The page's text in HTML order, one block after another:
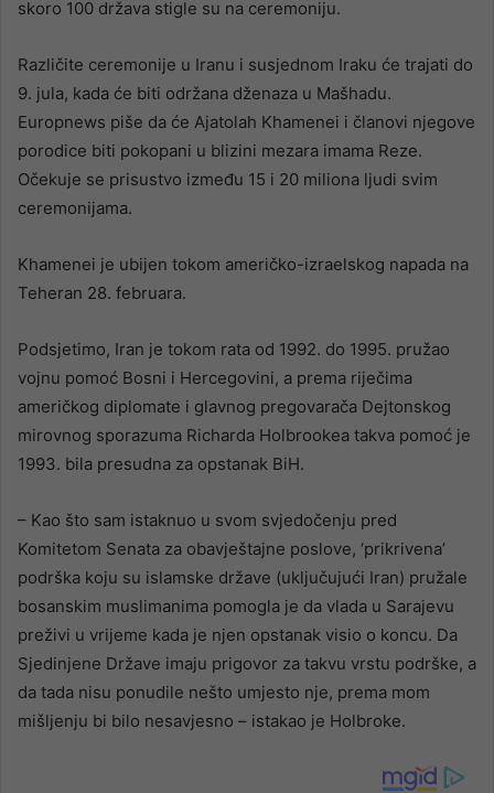
skoro 100 država stigle su na ceremoniju.
Različite ceremonije u Iranu i susjednom Iraku će trajati do
9. jula, kada će biti održana dženaza u Mašhadu.
Europnews piše da će Ajatolah Khamenei i članovi njegove
porodice biti pokopani u blizini mezara imama Reze.
Očekuje se prisustvo između 15 i 20 miliona ljudi svim
ceremonijama.
Khamenei je ubijen tokom američko-izraelskog napada na
Teheran 28. februara.
Podsjetimo, Iran je tokom rata od 1992. do 1995. pružao
vojnu pomoć Bosni i Hercegovini, a prema riječima
američkog diplomate i glavnog pregovarača Dejtonskog
mirovnog sporazuma Richarda Holbrookea takva pomoć je
1993. bila presudna za opstanak BiH.
– Kao što sam istaknuo u svom svjedočenju pred
Komitetom Senata za obavještajne poslove, ‘prikrivena’
podrška koju su islamske države (uključujući Iran) pružale
bosanskim muslimanima pomogla je da vlada u Sarajevu
preživi u vrijeme kada je njen opstanak visio o koncu. Da
Sjedinjene Države imaju prigovor za takvu vrstu podrške, a
da tada nisu ponudile nešto umjesto nje, prema mom
mišljenju bi bilo nesavjesno – istakao je Holbroke.